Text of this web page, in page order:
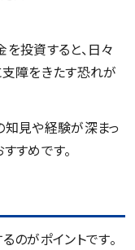
投資すると、日々
障をきたす恐れが
知見や経験が深まっ
すめです。
のがポイントです。